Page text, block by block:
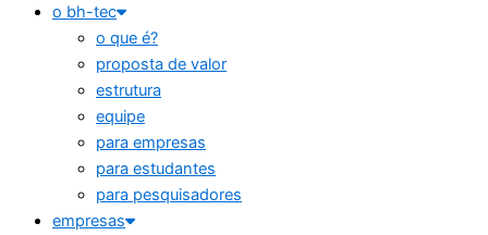
o bh-tec
o que é?
proposta de valor
estrutura
equipe
para empresas
para estudantes
para pesquisadores
empresas